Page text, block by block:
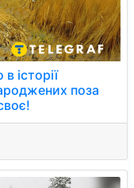
історії
поза